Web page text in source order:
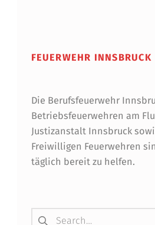
FEUERWEHR INNSBRUCK
Die Berufsfeuerwehr
Betriebsfeuerwehren am
Justizanstalt Innsbruck
Freiwilligen Feuerwehren
täglich bereit zu helfen.
Suchen nach: